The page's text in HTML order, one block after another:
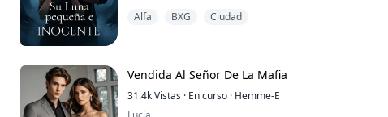
Sofía Armani estaba de rodillas, suplicando por su libertad
Él la había acusado de matar a su compañera
embarazada, y en respuesta, mató a su familia y la torturó
diariamente en su mansión. Pero ahora la verdad ha salido
Alfa BXG Ciudad
Vendida Al Señor De La Mafia
31.4kVistas · En curso · Hemme-E